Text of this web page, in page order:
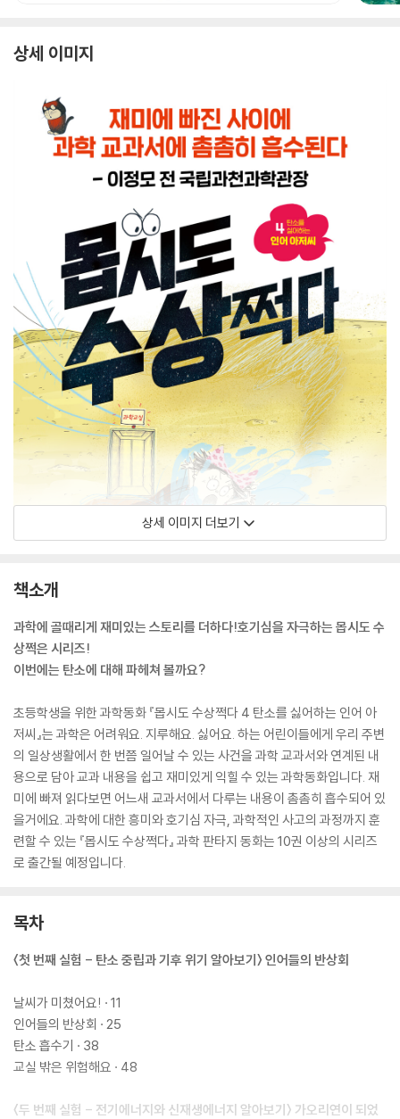
상세 이미지
상세 이미지 더보기
책소개
과학에 골때리게 재미있는 스토리를 더하다!호기심을 자극하는 몹시도 수
상쩍은 시리즈!
이번에는 탄소에 대해 파헤쳐 볼까요?
초등학생을 위한 과학동화 『몹시도 수상쩍다 4 탄소를 싫어하는 인어 아
저씨』는 과학은 어려워요. 지루해요. 싫어요. 하는 어린이들에게 우리 주변
의 일상생활에서 한 번쯤 일어날 수 있는 사건을 과학 교과서와 연계된 내
용으로 담아 교과 내용을 쉽고 재미있게 익힐 수 있는 과학동화입니다. 재
미에 빠져 읽다보면 어느새 교과서에서 다루는 내용이 촘촘히 흡수되어 있
을거에요. 과학에 대한 흥미와 호기심 자극, 과학적인 사고의 과정까지 훈
련할 수 있는 『몹시도 수상쩍다』 과학 판타지 동화는 10권 이상의 시리즈
로 출간될 예정입니다.
목차
〈첫 번째 실험 - 탄소 중립과 기후 위기 알아보기〉 인어들의 반상회
날씨가 미쳤어요! · 11
인어들의 반상회 · 25
탄소 흡수기 · 38
교실 밖은 위험해요 · 48
〈두 번째 실험 - 전기에너지와 신재생에너지 알아보기〉 가오리연이 되었